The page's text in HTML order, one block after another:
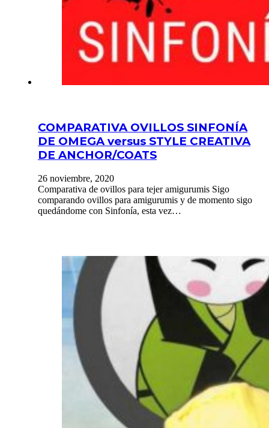
COMPARATIVA OVILLOS SINFONÍA
DE OMEGA versus STYLE CREATIVA
DE ANCHOR/COATS
26 noviembre, 2020
Comparativa de ovillos para tejer amigurumis Sigo
comparando ovillos para amigurumis y de momento sigo
quedándome con Sinfonía, esta vez…